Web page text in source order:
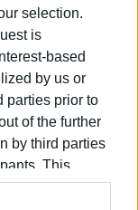
selection.
is
based
by us or
parties prior to
of the further
by third parties
This
to third parties
και όλους
στη
στις 21:00. Οι
πόλης
διεκδίκηση
«Φίλοι του